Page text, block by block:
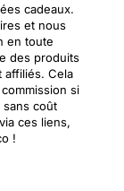
cadeaux.
et nous
en toute
des produits
affiliés. Cela
si
coût
ces liens,
!